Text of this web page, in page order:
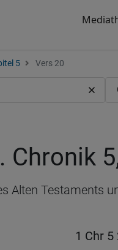
5 Vers 20
Chronik
Alten Testaments
1 Chr